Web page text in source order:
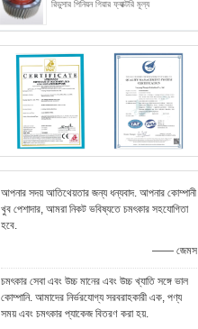
রিডুসার পিনিয়ন গিয়ার ফ্যাক্টরি মূল্য
আপনার সদয় আতিথেয়তার জন্য ধন্যবাদ. আপনার কোম্পানী
খুব পেশাদার, আমরা নিকট ভবিষ্যতে চমৎকার সহযোগিতা
হবে.
—— জেমস
চমৎকার সেবা এবং উচ্চ মানের এবং উচ্চ খ্যাতি সঙ্গে ভাল
কোম্পানি. আমাদের নির্ভরযোগ্য সরবরাহকারী এক, পণ্য
সময় এবং চমৎকার প্যাকেজ বিতরণ করা হয়.